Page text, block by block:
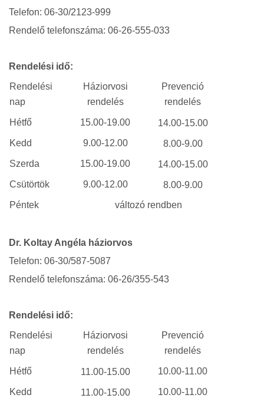
Telefon: 06-30/2123-999
Rendelő telefonszáma: 06-26-555-033
Rendelési idő:
Rendelési
nap
Háziorvosi
rendelés
Prevenció
rendelés
Hétfő 15.00-19.00
14.00-15.00
Kedd
9.00-12.00
8.00-9.00
Szerda
15.00-19.00
14.00-15.00
Csütörtök
9.00-12.00
8.00-9.00
Péntek
változó rendben
Dr. Koltay Angéla háziorvos
Telefon: 06-30/587-5087
Rendelő telefonszáma: 06-26/355-543
Rendelési idő:
Rendelési
nap
Háziorvosi
rendelés
Prevenció
rendelés
Hétfő 11.00-15.00 10.00-11.00
Kedd 11.00-15.00 10.00-11.00